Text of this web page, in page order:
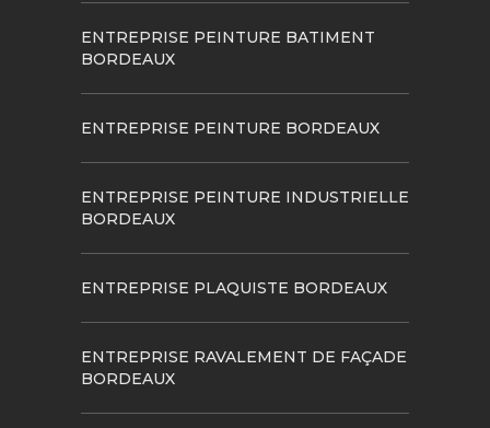
ENTREPRISE PEINTURE BATIMENT
BORDEAUX
ENTREPRISE PEINTURE BORDEAUX
ENTREPRISE PEINTURE INDUSTRIELLE
BORDEAUX
ENTREPRISE PLAQUISTE BORDEAUX
ENTREPRISE RAVALEMENT DE FAÇADE
BORDEAUX